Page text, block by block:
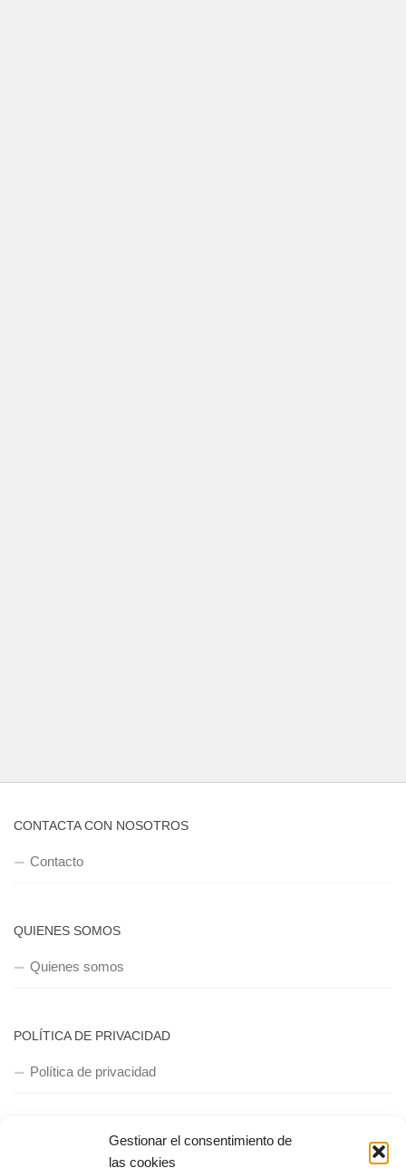
Gestionar el consentimiento de
las cookies
CONTACTA CON NOSOTROS
Contacto
QUIENES SOMOS
Quienes somos
POLÍTICA DE PRIVACIDAD
Política de privacidad